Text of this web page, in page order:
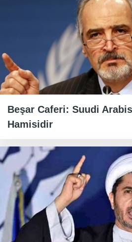
Beşar Caferi: Suudi
Hamisidir